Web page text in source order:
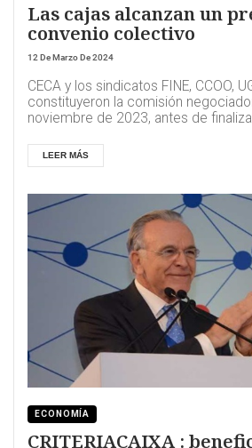
Las cajas alcanzan un
convenio colectivo
12 De Marzo De 2024
CECA y los sindicatos FINE, CCOO,
constituyeron la comisión
noviembre de 2023, antes de
LEER MÁS
ECONOMÍA
CRITERIACAIXA :